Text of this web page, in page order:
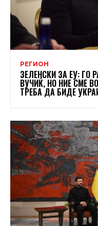
РЕГИОН
ЗЕЛЕНСКИ ЗА ЕУ: ГО
ВУЧИЌ, НО НИЕ СМЕ
ТРЕБА ДА БИДЕ